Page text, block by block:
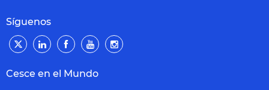
Síguenos
Cesce en el Mundo